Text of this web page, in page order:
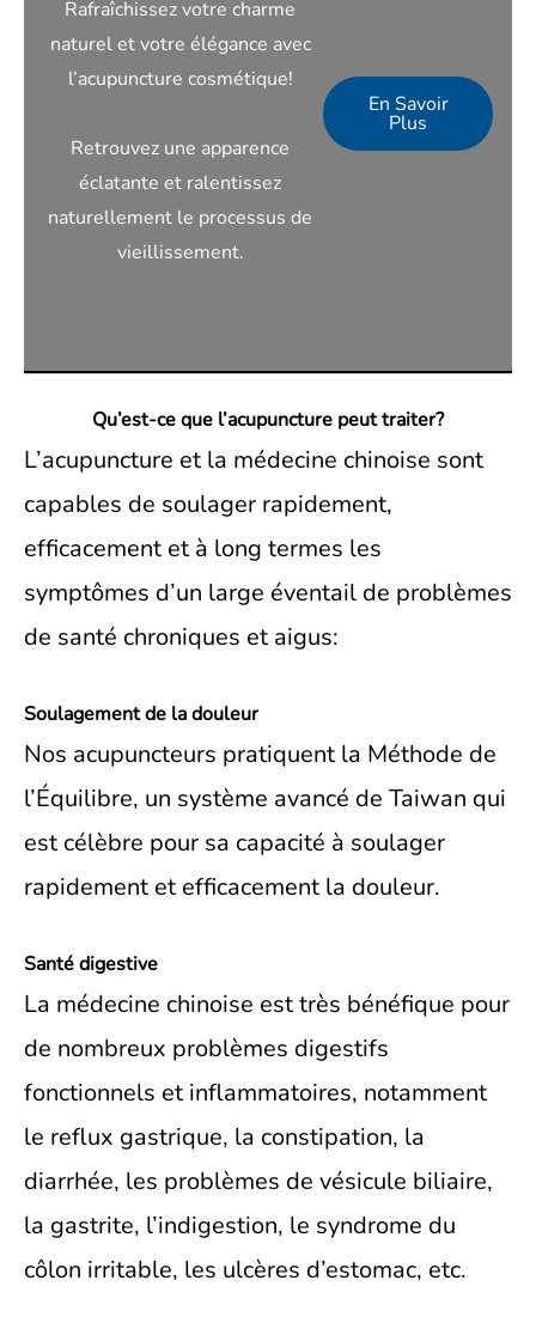
Rafraîchissez votre charme
naturel et votre élégance avec
l’acupuncture cosmétique!
Retrouvez une apparence
éclatante et ralentissez
naturellement le processus de
vieillissement.
En Savoir
Plus
Qu’est-ce que l’acupuncture peut traiter?
L’acupuncture et la médecine chinoise sont
capables de soulager rapidement,
efficacement et à long termes les
symptômes d’un large éventail de problèmes
de santé chroniques et aigus:
Soulagement de la douleur
Nos acupuncteurs pratiquent la Méthode de
l’Équilibre, un système avancé de Taiwan qui
est célèbre pour sa capacité à soulager
rapidement et efficacement la douleur.
Santé digestive
La médecine chinoise est très bénéfique pour
de nombreux problèmes digestifs
fonctionnels et inflammatoires, notamment
le reflux gastrique, la constipation, la
diarrhée, les problèmes de vésicule biliaire,
la gastrite, l’indigestion, le syndrome du
côlon irritable, les ulcères d’estomac, etc.